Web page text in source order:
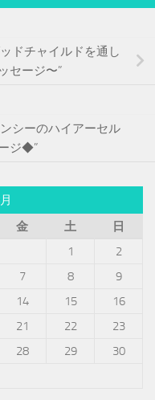
ドチャイルドを通し
セージ〜”
シーのハイアーセル
ジ◆”
金 土
日
1
2
7 8
9
14 15
16
21 22
23
28 29
30